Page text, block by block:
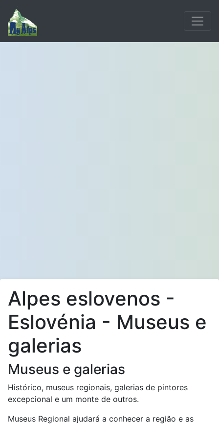
Alpes eslovenos -
Eslovénia - Museus e
galerias
Museus e galerias
Histórico, museus regionais, galerias de pintores
excepcional e um monte de outros.
Museus Regional ajudará a conhecer a região e as